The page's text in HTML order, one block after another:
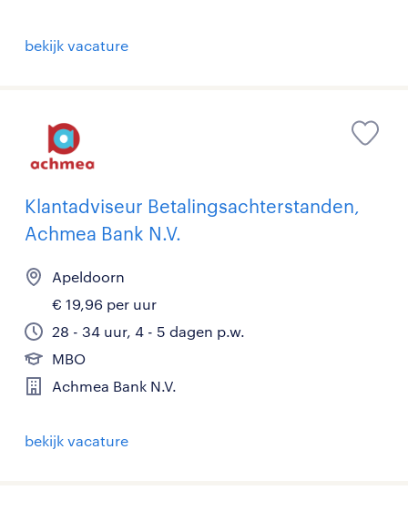
bekijk vacature
Klantadviseur Betalingsachterstanden,
Achmea Bank N.V.
Apeldoorn
€ 19,96 per uur
28 - 34 uur, 4 - 5 dagen p.w.
MBO
Achmea Bank N.V.
bekijk vacature